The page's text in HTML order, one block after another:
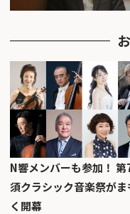
N響メンバーも参加！ 第
須クラシック音楽祭がま
く開幕